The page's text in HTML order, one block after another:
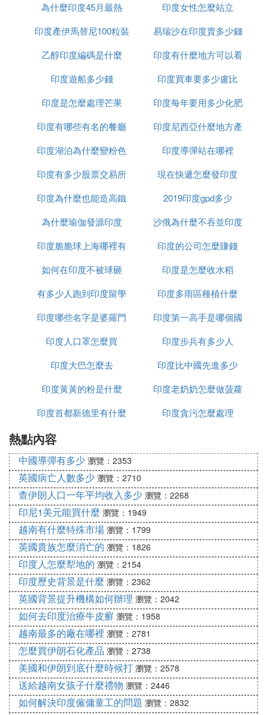
所為都和常理所違背，做出一些常人難以理解的事
情，在抗疫方面的舉動也是如此。印度近日發出了讓
世界人民都難以理解的觀點，印度專家認為，現在印
度本土已有十億人對新冠病毒實現了所謂的自然免
疫，不用接種新冠疫苗，因為這種做法對當地人民是
不道德的行為。此言論一出立刻引起世界人民的嘩
然。有人評論說這種觀點和英國人所相信的群體免疫
不相信印度人民已經具備所謂的群體免疫的能力，認
為這種說法就是印政府在為自己的抗疫不力而甩鍋。
而且，印政府如果真的放棄對底層平民接種新冠疫苗
的話，很可能造成疫情再次泛濫。
D. 印度民眾喝恆河水對抗新冠病毒，為何
印度人如此的瘋狂
印度民眾喝恆河水抵抗新冠
如今印度疫情肆虐，淪為中國家媒體口中“人間煉
獄”。疫情疫情期間，我國公眾都是採用戴口罩、不
聚集、控人流、嚴格遵守疫情防控准則等科學的方
法，全民團結與病毒作斗爭。但疫情仍然抵擋不了印
度人宗教集會活動，他們認為牛尿和恆河水能夠有效
抵抗疫。印度作為一個人口大國，就像埋在疫情期間
收拾。但就是這個危機四伏的國家，在今年四月疫情
肆虐，難以掌控。
在大家眼中，恆河水不衛生，條件特別差，印度人不
僅在河中洗澡，就連他們的聖物牛也在其中泡澡沐
浴。印度人火化屍體之後會將骨灰撒入恆河中，他們
認為這樣做以後會投胎到最高等級。印度基本所有生
活污水也會排至恆河中，但這些並不影響恆河在印度
人心目中神聖的位置。
之所以印度人對於恆河有如此深的信仰，是因為其對
於宗教信仰比較虔誠，古印度是各宗教發源地，正是
因為那份執著的信任，印度人民才會如此相信恆河水
能夠凈化一切，趕走新冠病毒。
E. 可致印度平均壽命縮短9年，比新冠可怕
的事情來臨，印度該如何應對
又一危險病原在印度擴散，它就是結核病，比新冠病
毒更加可怕。據了解，在印度一共有270萬名結核病
患者，每年更是有40多萬人因為治療不及時而死亡。
更有專家斷言，結核病可能導致印度人平均壽命縮短
9年。如此危機對於印度政府來講，無疑是面臨著最
食物
為什麼印度45月最熱
印度女性怎麼站立
印度產伊馬替尼100粒裝
多少錢
易瑞沙在印度賣多少錢
一粒
乙醇印度編碼是什麼
印度有什麼地方可以看
到太陽
印度遊船多少錢
印度買車要多少盧比
印度是怎麼處理芒果
印度每年要用多少化肥
印度有哪些有名的餐廳
印度尼西亞什麼地方產
榴槤
印度湖泊為什麼變粉色
印度導彈站在哪裡
印度有多少股票交易所
現在快遞怎麼發印度
印度為什麼也能造高鐵
2019印度gpd多少
為什麼瑜伽發源印度
沙俄為什麼不吞並印度
印度脆脆球上海哪裡有
印度的公司怎麼賺錢
如何在印度不被球砸
印度是怎麼收水稻
有多少人跑到印度留學
印度多雨區種植什麼
印度哪些名字是婆羅門
種姓
印度第一高手是哪個國
家
印度人口罩怎麼買
印度步兵有多少人
印度大巴怎麼去
印度比中國先進多少
印度黃黃的粉是什麼
印度老奶奶怎麼做菠蘿
印度首都新德里有什麼
印度貪污怎麼處理
熱點內容
中國導彈有多少 瀏覽：2353
英國病亡人數多少 瀏覽：2710
查伊朗人口一年平均收入多少 瀏覽：2268
印尼1美元能買什麼 瀏覽：1949
越南有什麼特殊市場 瀏覽：1799
英國貴族怎麼消亡的 瀏覽：1826
印度人怎麼犁地的 瀏覽：2154
印度歷史背景是什麼 瀏覽：2362
英國背景提升機構如何辦理 瀏覽：2042
如何去印度治療牛皮癬 瀏覽：1958
越南最多的廠在哪裡 瀏覽：2781
怎麼買伊朗石化產品 瀏覽：2738
美國和伊朗到底什麼時候打 瀏覽：2578
送給越南女孩子什麼禮物 瀏覽：2446
如何解決印度僱傭童工的問題 瀏覽：2832